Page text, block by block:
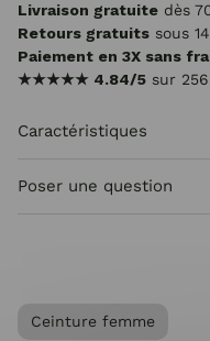
Livraison gratuite dès
Retours gratuits sous
Paiement en 3X sans
★★★★★ 4.84/5 sur
Caractéristiques
Poser une question
Ceinture femme